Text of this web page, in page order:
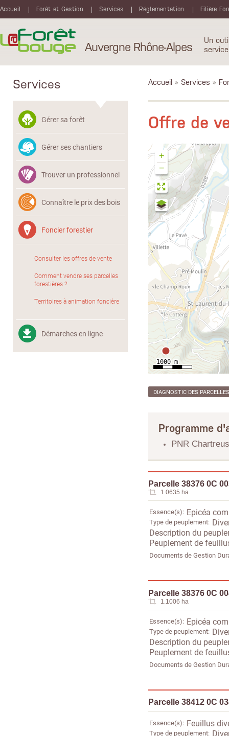
Accueil
Forêt et Gestion Services Réglementation Filière
Auvergne Rhône-Alpes
Un
Services
Gérer sa forêt
Gérer ses chantiers
Trouver un professionnel
Connaître le prix des bois
Foncier forestier
Consulter les offres de vente
Comment vendre ses parcelles
forestières ?
Territoires à animation foncière
Démarches en ligne
Accueil » Services »
Offre de
+
−
DIAGNOSTIC DES PARCELLES
Programme
PNR
Parcelle 38376 0C
1.0635 ha
Essence(s) Epicéa
Type de peuplement
Description du
Peuplement de
Documents de Gestion
Parcelle 38376 0C
1.1006 ha
Essence(s) Epicéa
Type de peuplement
Description du
Peuplement de
Documents de Gestion
Parcelle 38412 0C
Essence(s) Feuillus
Type de peuplement